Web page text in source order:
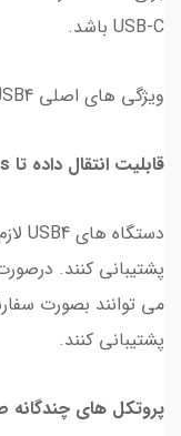
USB-C باشد.
ویژگی های اصلی USB4 به مختصر در زیر ذکر شده است:
قابلیت انتقال داده تا 40Gbps
پشتیبانی کنند.
پروتکل های چندگانه